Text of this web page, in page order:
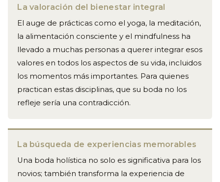
La valoración del bienestar integral
El auge de prácticas como el yoga, la meditación,
la alimentación consciente y el mindfulness ha
llevado a muchas personas a querer integrar esos
valores en todos los aspectos de su vida, incluidos
los momentos más importantes. Para quienes
practican estas disciplinas, que su boda no los
refleje sería una contradicción.
La búsqueda de experiencias memorables
Una boda holística no solo es significativa para los
novios; también transforma la experiencia de